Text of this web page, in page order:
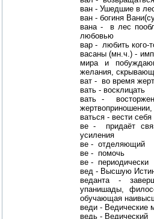
ван - Ушедшие в
ван - богиня
вана - в лес
любовью
вар - любить кого-
васаны (мн.ч.) -
мира и
желания,
ват - во время
вать - восклицать
вать -
жертвоприношении,
ваться - вести
ве - придаёт
усиления
ве - отделяющий
ве - помочь
ве - периодически
вед - Высшую
веданта -
упанишады,
обучающая
веди - Ведические
ведь - Ведический